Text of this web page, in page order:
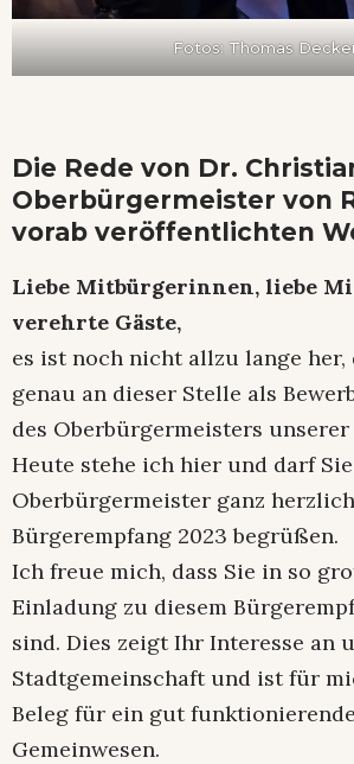
Fotos: Thomas
Die Rede von Dr.
Oberbürgermeister von
vorab veröffentlichten
Liebe Mitbürgerinnen, liebe
verehrte Gäste,
es ist noch nicht allzu lange her,
genau an dieser Stelle als
des Oberbürgermeisters unserer
Heute stehe ich hier und darf
Oberbürgermeister ganz
Bürgerempfang 2023 begrüßen.
Ich freue mich, dass Sie in so
Einladung zu diesem
sind. Dies zeigt Ihr Interesse an
Stadtgemeinschaft und ist für
Beleg für ein gut
Gemeinwesen.